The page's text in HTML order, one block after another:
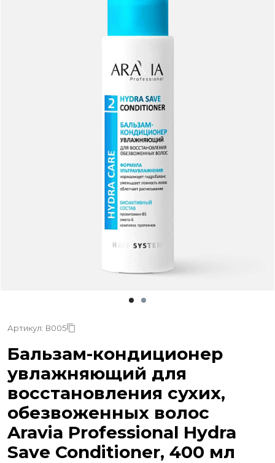
Артикул: В005
Бальзам-кондиционер
увлажняющий для
восстановления сухих,
обезвоженных волос
Aravia Professional Hydra
Save Conditioner, 400 мл